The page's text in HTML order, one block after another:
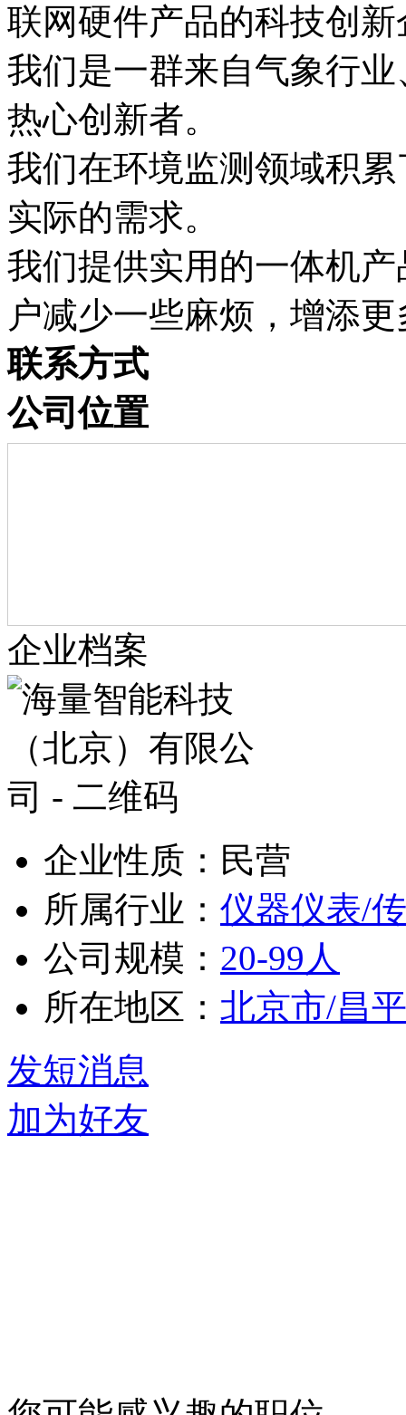
联网硬件产品的科技创新
我们是一群来自气象行
热心创新者。
我们在环境监测领域积
实际的需求。
我们提供实用的一体机
户减少一些麻烦，增添
联系方式
公司位置
企业档案
企业性质：民营
所属行业： 仪器仪表/
公司规模： 20-99人
所在地区： 北京市/昌
发短消息
加为好友